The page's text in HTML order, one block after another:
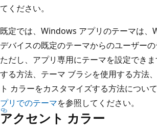
てください。
既定では、Windows アプリのテーマは、
デバイスの既定のテーマからのユーザーの
ただし、アプリ専用にテーマを設定でき
する方法、テーマ ブラシを使用する方法
ト カラーをカスタマイズする方法につい
プリでのテーマを参照してください。
アクセント カラー